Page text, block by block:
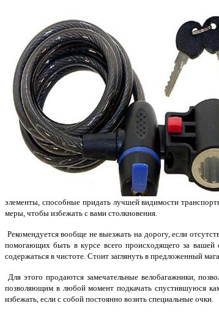
элементы, способные придать лучшей видимости
меры, чтобы избежать с вами столкновения.
Рекомендуется вообще не выезжать на дорогу, если
помогающих быть в курсе всего происходящего за
содержаться в чистоте. Стоит заглянуть в предложенный
Для этого продаются замечательные велобагажники,
позволяющим в любой момент подкачать спустившуюся
избежать, если с собой постоянно возить специальные очки.